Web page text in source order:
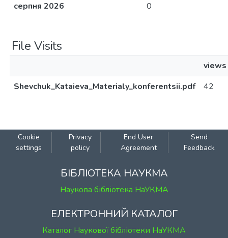
серпня 2026
0
File Visits
views
Shevchuk_Kataieva_Materialy_konferentsii.pdf
42
Cookie
settings
Privacy
policy
End User
Agreement
Send
Feedback
БІБЛІОТЕКА НАУКМА
Наукова бібліотека НаУКМА
ЕЛЕКТРОННИЙ КАТАЛОГ
Каталог Наукової бібліотеки НаУКМА